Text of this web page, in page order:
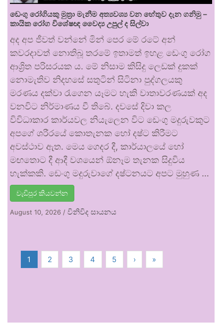
ඩෙංගු රෝගියකු ⁣මුත්‍රා මැනීම අත්‍යවශ්‍ය වන හේතුව දැන ගනිමු –
කායික රෝග විශේෂඥ වෛද්‍ය උපුල් ද සිල්වා
අද අප ජීවත් වන්නේ මින් පෙර මේ රටේ අන්
කවරදාවත් නොතිබූ තරමේ ඉතාමත් ඉහළ ඩෙංගු රෝග
ආශ්‍රිත පරිසරයක ය. මේ නිසාම කිසිදු ලෙඩක් දුකක්
නොමැතිව නිදහසේ සතුටින් සිටිනා පුද්ගලයකු
මරණය දක්වා රැගෙන යෑමට හැකි වාතාවරණයක් අද
වනවිට නිර්මාණය වී තිබේ. දවසේ දිවා කල
විවිධාකාර කාර්යවල නියැලෙන විට ඩෙංගු මදුරුවකුට
අපගේ ශරීරයේ කොතැනක හෝ දෂ්ට කිරීමට
අවස්ථාව ඇත. මෙය ගෙදර දී, කාර්යාලයේ හෝ
මඟතොට දී ආදී වශයෙන් ඕනෑම තැනක සිදුවිය
හැක්කකි. ඩෙංගු මදුරුවාගේ දෂ්ටනයට අපට මුහුණ …
වැඩිපුර කියවන්න
August 10, 2026 / විනිවිද සායනය
1 2 3 4 5 › »